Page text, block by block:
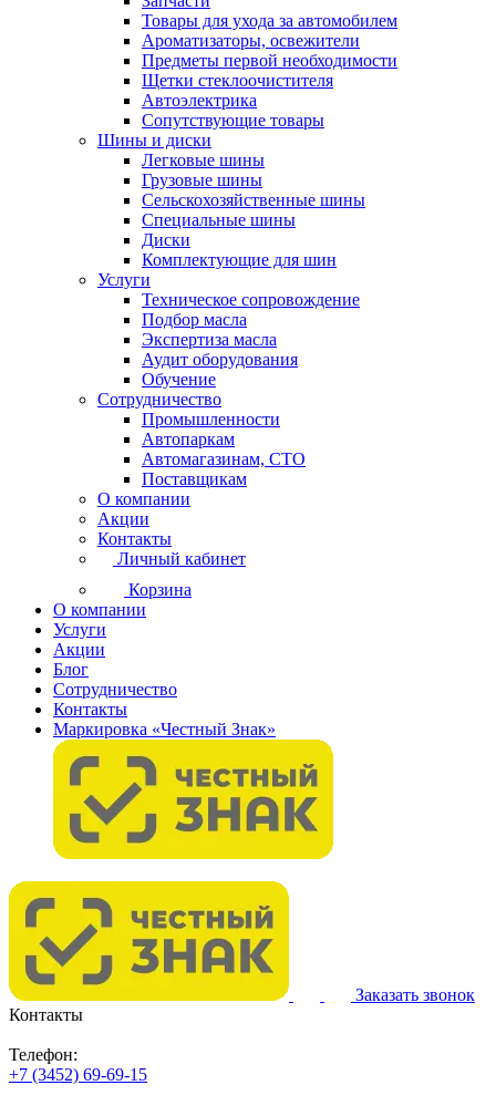
Товары для ухода за автомобилем
Ароматизаторы, освежители
Предметы первой необходимости
Щетки стеклоочистителя
Автоэлектрика
Сопутствующие товары
Шины и диски
Легковые шины
Грузовые шины
Сельскохозяйственные шины
Специальные шины
Диски
Комплектующие для шин
Услуги
Техническое сопровождение
Подбор масла
Экспертиза масла
Аудит оборудования
Обучение
Сотрудничество
Промышленности
Автопаркам
Автомагазинам, СТО
Поставщикам
О компании
Акции
Контакты
Личный кабинет
Корзина
О компании
Услуги
Акции
Блог
Сотрудничество
Контакты
Маркировка «Честный Знак»
Заказать звонок
Контакты
Телефон:
+7 (3452) 69-69-15